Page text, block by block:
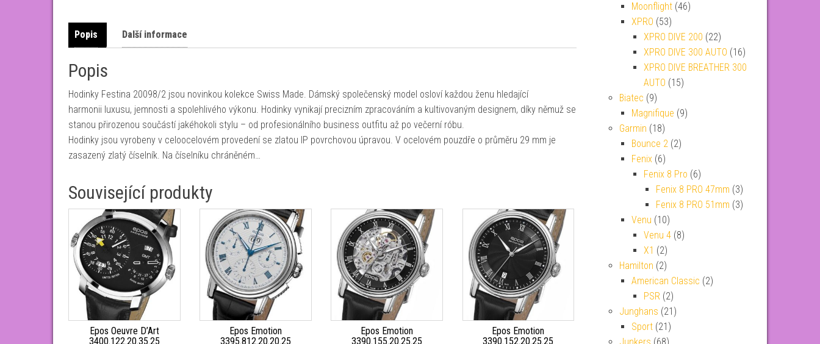
Popis Další informace
Popis
Hodinky Festina 20098/2 jsou novinkou kolekce Swiss Made. Dámský společenský model osloví každou ženu hledající
harmonii luxusu, jemnosti a spolehlivého výkonu. Hodinky vynikají precizním zpracováním a kultivovaným designem, díky němuž se
stanou přirozenou součástí jakéhokoli stylu – od profesionálního business outfitu až po večerní róbu.
Hodinky jsou vyrobeny v celoocelovém provedení se zlatou IP povrchovou úpravou. V ocelovém pouzdře o průměru 29 mm je
zasazený zlatý číselník. Na číselníku chráněném…
Související produkty
Epos Oeuvre D’Art
3400.122.20.35.25
Epos Emotion
3395.812.20.20.25
Epos Emotion
3390.155.20.25.25
Epos Emotion
3390.152.20.25.25
Moonflight (46)
XPRO (53)
XPRO DIVE 200 (22)
XPRO DIVE 300 AUTO (16)
XPRO DIVE BREATHER 300
AUTO (15)
Biatec (9)
Magnifique (9)
Garmin (18)
Bounce 2 (2)
Fenix (6)
Fenix 8 Pro (6)
Fenix 8 PRO 47mm (3)
Fenix 8 PRO 51mm (3)
Venu (10)
Venu 4 (8)
X1 (2)
Hamilton (2)
American Classic (2)
PSR (2)
Junghans (21)
Sport (21)